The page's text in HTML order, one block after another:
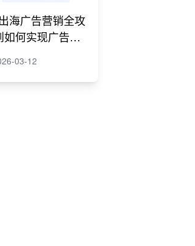
海广告营销全攻
何实现广告营
03-12